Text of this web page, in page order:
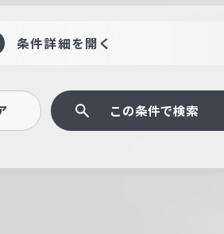
条件詳細を開く
この条件で検索